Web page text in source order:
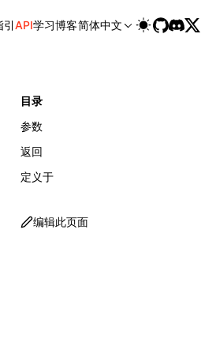
and this page is available
引API学习博客简体中文
JSXElementConstructor
目录
参数
返回
定义于
编辑此页面